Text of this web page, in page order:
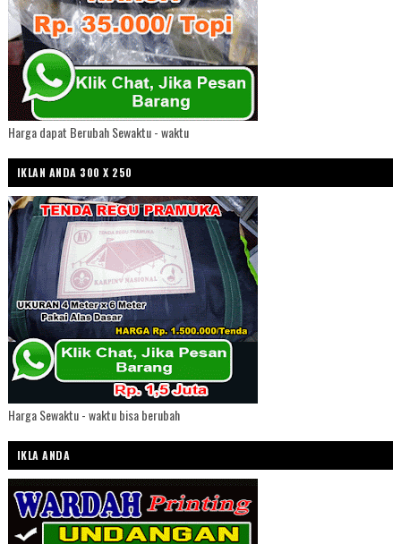
Harga dapat Berubah Sewaktu - waktu
IKLAN ANDA 300 X 250
Harga Sewaktu - waktu bisa berubah
IKLA ANDA